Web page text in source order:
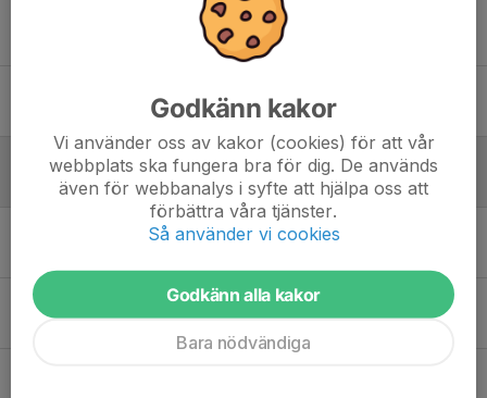
27 jul, 10:00 1
Vinst i Atlascupen 2025!
3 jan, 22:00 0
Futsalcup söndag 8/12
Idrottsrabatten!
Godkänn kakor
Vi använder oss av kakor (cookies) för att vår
webbplats ska fungera bra för dig. De används
även för webbanalys i syfte att hjälpa oss att
förbättra våra tjänster.
Så använder vi cookies
Godkänn alla kakor
Bara nödvändiga